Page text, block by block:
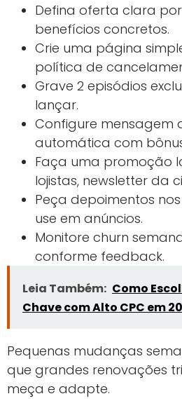
Defina oferta clara por
benefícios concretos.
Crie uma página
política de
Grave 2 episódios
lançar.
Configure mensagem
automática com
Faça uma promoção
lojistas, newsletter da
Peça depoimentos
use em anúncios.
Monitore churn
conforme feedback.
Leia Também: Como
Chave com Alto CPC em
Pequenas mudanças
que grandes renovações
meça e adapte.